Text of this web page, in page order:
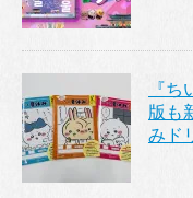
『
版も
みド